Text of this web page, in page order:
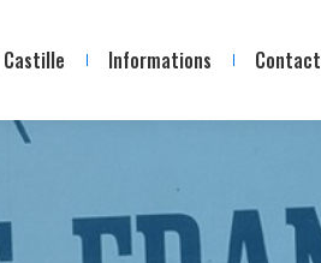
Castille Informations Contact